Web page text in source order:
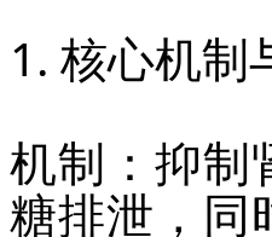
1. 核心机制
机制：抑制
糖排泄，同